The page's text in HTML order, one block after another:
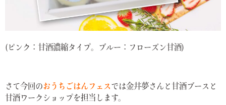
(ピンク：甘酒濃縮タイプ。ブルー：フローズン甘酒)
さて今回のおうちごはんフェスでは金井夢さんと甘酒ブースと
甘酒ワークショップを担当します。